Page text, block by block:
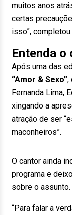
muitos anos
certas
isso”, completou.
Entenda o
Após uma das
“Amor & Sexo”,
Fernanda Lima,
xingando a
atração de ser
maconheiros”.
O cantor ainda
programa e
sobre o assunto.
“Para falar a